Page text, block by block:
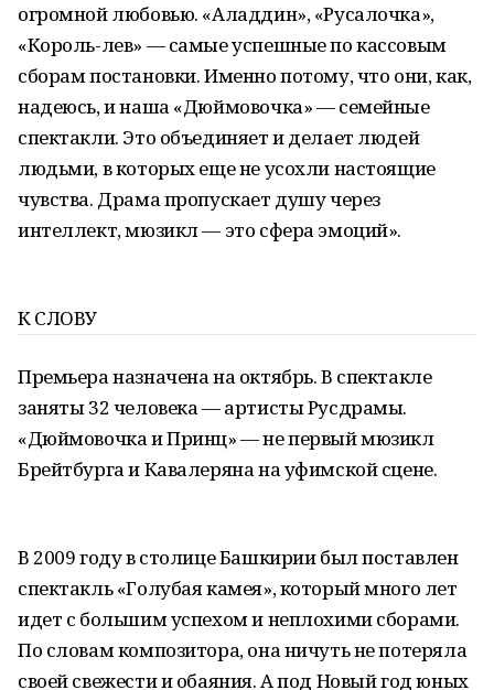
огромной любовью. «Аладдин», «Русалочка»,
«Король-лев» — самые успешные по кассовым
сборам постановки. Именно потому, что они, как,
надеюсь, и наша «Дюймовочка» — семейные
спектакли. Это объединяет и делает людей
людьми, в которых еще не усохли настоящие
чувства. Драма пропускает душу через
интеллект, мюзикл — это сфера эмоций».
К СЛОВУ
Премьера назначена на октябрь. В спектакле
заняты 32 человека — артисты Русдрамы.
«Дюймовочка и Принц» — не первый мюзикл
Брейтбурга и Кавалеряна на уфимской сцене.
В 2009 году в столице Башкирии был поставлен
спектакль «Голубая камея», который много лет
идет с большим успехом и неплохими сборами.
По словам композитора, она ничуть не потеряла
своей свежести и обаяния. А под Новый год юных